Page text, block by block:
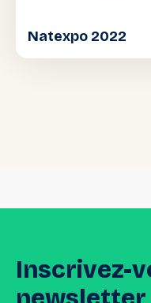
Natexpo 2022
Inscrivez-